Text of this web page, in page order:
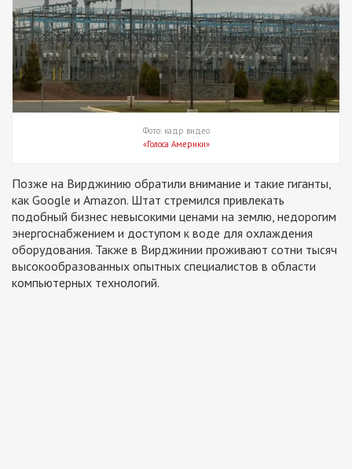
Фото: кадр видео
«Голоса Америки»
Позже на Вирджинию обратили внимание и такие гиганты,
как Google и Amazon. Штат стремился привлекать
подобный бизнес невысокими ценами на землю, недорогим
энергоснабжением и доступом к воде для охлаждения
оборудования. Также в Вирджинии проживают сотни тысяч
высокообразованных опытных специалистов в области
компьютерных технологий.